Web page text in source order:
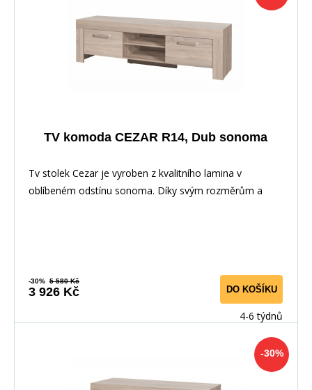
TV komoda CEZAR R14, Dub sonoma
Tv stolek Cezar je vyroben z kvalitního lamina v
oblíbeném odstínu sonoma. Díky svým rozměrům a
-30% 5 580 Kč
3 926 Kč DO KOŠÍKU
4-6 týdnů
-30%